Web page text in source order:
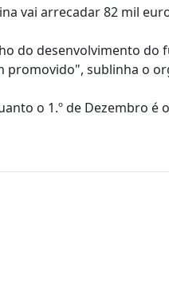
vai arrecadar 82 mil
do desenvolvimento
promovido", sublinha o
o 1.º de Dezembro é